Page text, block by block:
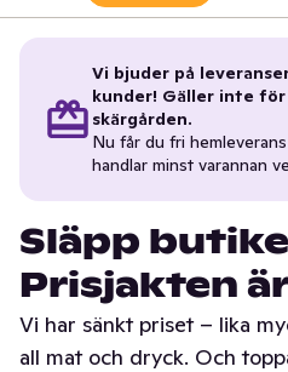
Vi bjuder på
kunder! Gäller inte
skärgården.
Nu får du fri
handlar minst varannan
Släpp
Prisjakten
Vi har sänkt priset – lika
all mat och dryck. Och